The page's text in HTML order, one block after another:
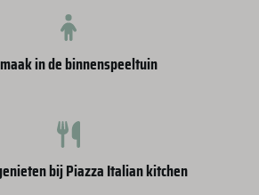
in de binnenspeeltuin
bij Piazza Italian kitchen